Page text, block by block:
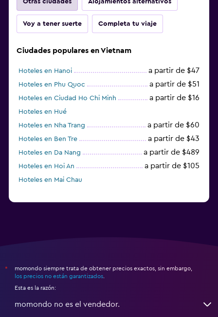
Otras ciudades Alojamientos alternativos
Voy a tener suerte Completa tu viaje
Ciudades populares en Vietnam
Hoteles en Hanoi a partir de $47
Hoteles en Phu Quoc a partir de $51
Hoteles en Ciudad Ho Chi Minh a partir de $16
Hoteles en Hué
Hoteles en Nha Trang
a partir de $60
Hoteles en Ben Tre a partir de $43
Hoteles en Da Nang a partir de $489
Hoteles en Hoi An a partir de $105
Hoteles en Mai Chau
*
momondo siempre trata de obtener precios exactos, sin embargo,
los precios no están garantizados
Esta es la razón:
momondo no es el vendedor.